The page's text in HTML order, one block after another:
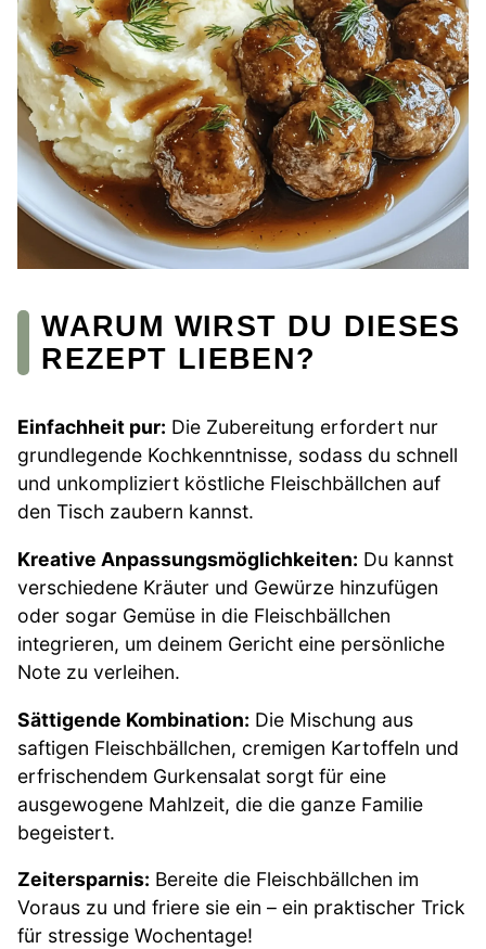
WARUM WIRST DU DIESES
REZEPT LIEBEN?
Einfachheit pur: Die Zubereitung erfordert nur
grundlegende Kochkenntnisse, sodass du schnell
und unkompliziert köstliche Fleischbällchen auf
den Tisch zaubern kannst.
Kreative Anpassungsmöglichkeiten: Du kannst
verschiedene Kräuter und Gewürze hinzufügen
oder sogar Gemüse in die Fleischbällchen
integrieren, um deinem Gericht eine persönliche
Note zu verleihen.
Sättigende Kombination: Die Mischung aus
saftigen Fleischbällchen, cremigen Kartoffeln und
erfrischendem Gurkensalat sorgt für eine
ausgewogene Mahlzeit, die die ganze Familie
begeistert.
Zeitersparnis: Bereite die Fleischbällchen im
Voraus zu und friere sie ein – ein praktischer Trick
für stressige Wochentage!